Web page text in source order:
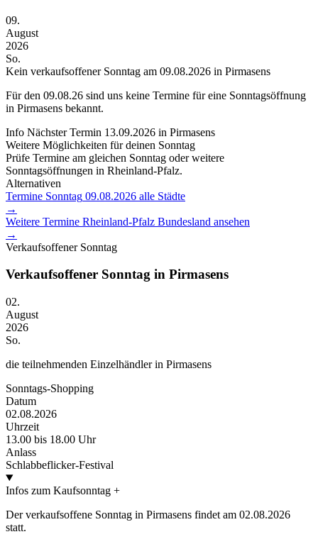
09.
August
2026
So.
Kein verkaufsoffener Sonntag am 09.08.2026 in Pirmasens
Für den 09.08.26 sind uns keine Termine für eine Sonntagsöffnung
in Pirmasens bekannt.
Info Nächster Termin 13.09.2026 in Pirmasens
Weitere Möglichkeiten für deinen Sonntag
Prüfe Termine am gleichen Sonntag oder weitere
Sonntagsöffnungen in Rheinland-Pfalz.
Alternativen
Termine Sonntag 09.08.2026 alle Städte
→
Weitere Termine Rheinland-Pfalz Bundesland ansehen
→
Verkaufsoffener Sonntag
Verkaufsoffener Sonntag in Pirmasens
02.
August
2026
So.
die teilnehmenden Einzelhändler in Pirmasens
Sonntags-Shopping
Datum
02.08.2026
Uhrzeit
13.00 bis 18.00 Uhr
Anlass
Schlabbeflicker-Festival
Infos zum Kaufsonntag +
Der verkaufsoffene Sonntag in Pirmasens findet am 02.08.2026
statt.